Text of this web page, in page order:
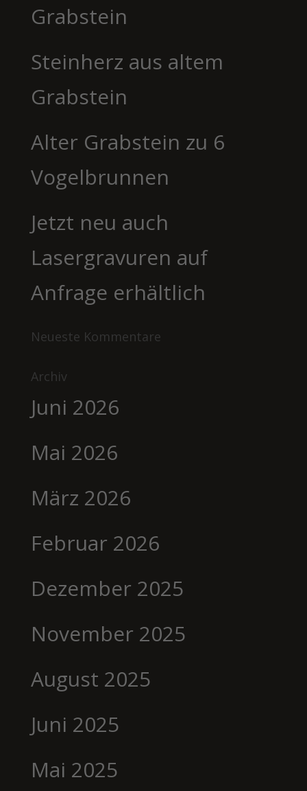
Grabstein
Steinherz aus altem
Grabstein
Alter Grabstein zu 6
Vogelbrunnen
Jetzt neu auch
Lasergravuren auf
Anfrage erhältlich
Neueste Kommentare
Archiv
Juni 2026
Mai 2026
März 2026
Februar 2026
Dezember 2025
November 2025
August 2025
Juni 2025
Mai 2025